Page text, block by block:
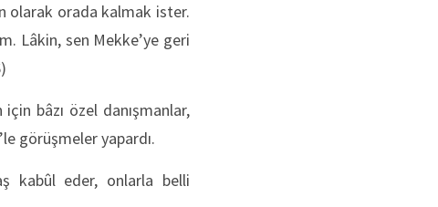
olarak orada kalmak ister.
Lâkin, sen Mekke’ye geri
bâzı özel danışmanlar,
görüşmeler yapardı.
kabûl eder, onlarla belli